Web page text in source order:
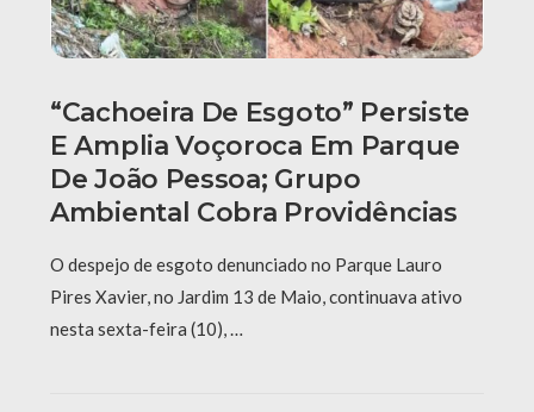
“Cachoeira De Esgoto” Persiste
E Amplia Voçoroca Em Parque
De João Pessoa; Grupo
Ambiental Cobra Providências
O despejo de esgoto denunciado no Parque Lauro
Pires Xavier, no Jardim 13 de Maio, continuava ativo
nesta sexta-feira (10), …